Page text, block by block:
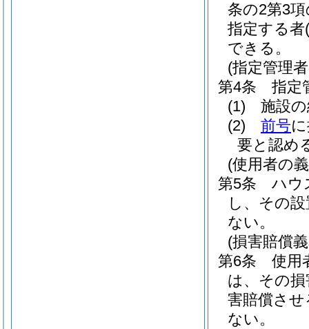
条の2第3
指定する者
できる。
(指定管理
第4条
指定
(1)
施設
(2)
前号
要と認め
(使用者の
第5条
ハウ
し、その
ない。
(損害賠償
第6条
使用
は、その
害賠償さ
ない。